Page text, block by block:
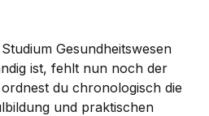
Gesundheitswesen
ist, fehlt nun noch der
du chronologisch die
und praktischen